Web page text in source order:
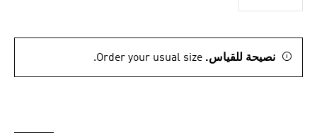
نصيحة للقياس. Order your usual size.